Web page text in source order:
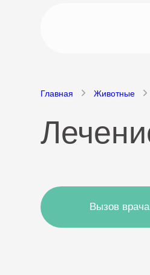
Главная Животные
Вызов врача